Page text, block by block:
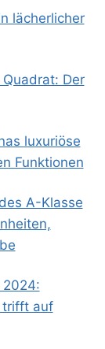
lächerlicher
Der
luxuriöse
Funktionen
A-Klasse
2024:
trifft auf